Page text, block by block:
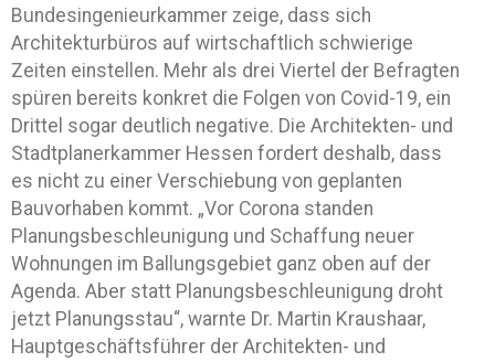
Bundesingenieurkammer zeige, dass sich
Architekturbüros auf wirtschaftlich schwierige
Zeiten einstellen. Mehr als drei Viertel der Befragten
spüren bereits konkret die Folgen von Covid-19, ein
Drittel sogar deutlich negative. Die Architekten- und
Stadtplanerkammer Hessen fordert deshalb, dass
es nicht zu einer Verschiebung von geplanten
Bauvorhaben kommt. „Vor Corona standen
Planungsbeschleunigung und Schaffung neuer
Wohnungen im Ballungsgebiet ganz oben auf der
Agenda. Aber statt Planungsbeschleunigung droht
jetzt Planungsstau“, warnte Dr. Martin Kraushaar,
Hauptgeschäftsführer der Architekten- und